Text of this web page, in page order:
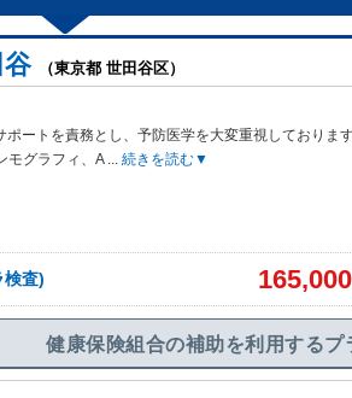
（東京都 世田谷区）
ポートを責務とし、予防医学を大変重視しておりま
モグラフィ、A ... 続きを読む▼
検査) 165,000
健康保険組合の補助を利用するプ